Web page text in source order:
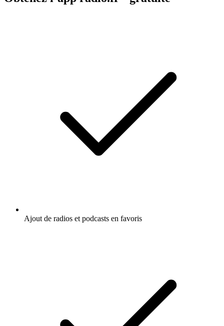
Ajout de radios et podcasts en favoris